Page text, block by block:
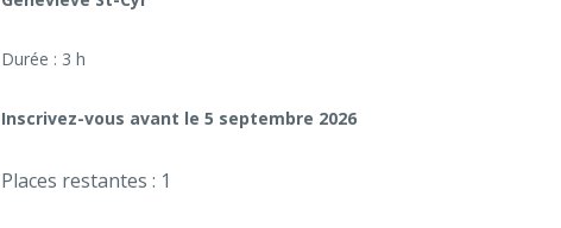
Durée : 3 h
Inscrivez-vous avant le 5 septembre 2026
Places restantes : 1